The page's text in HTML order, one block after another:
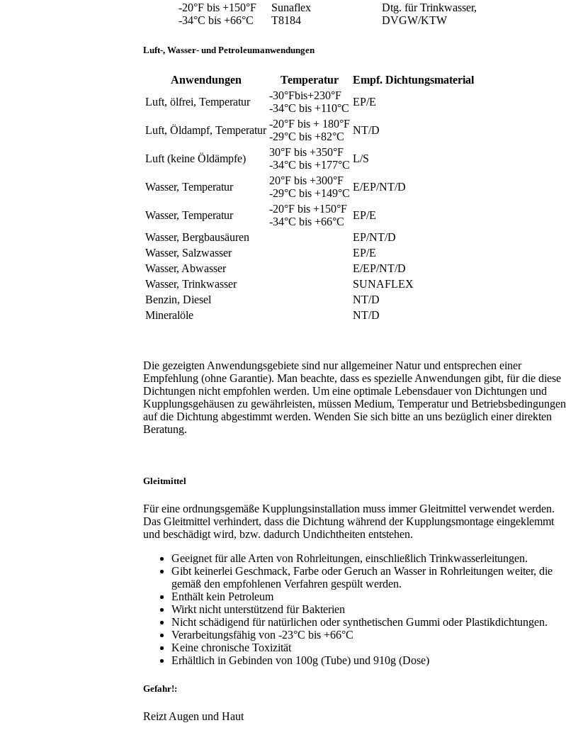
-20°F bis +150°F
-34°C bis +66°C
Sunaflex
T8184
Dtg. für Trinkwasser,
DVGW/KTW
Luft-, Wasser- und Petroleumanwendungen
Anwendungen Temperatur
Empf. Dichtungsmaterial
Luft, ölfrei, Temperatur
-30°Fbis+230°F
-34°C bis +110°C
EP/E
Luft, Öldampf, Temperatur
-20°F bis + 180°F
-29°C bis +82°C
NT/D
Luft (keine Öldämpfe)
30°F bis +350°F
-34°C bis +177°C
L/S
Wasser, Temperatur
20°F bis +300°F
-29°C bis +149°C
E/EP/NT/D
Wasser, Temperatur
-20°F bis +150°F
-34°C bis +66°C
EP/E
Wasser, Bergbausäuren
EP/NT/D
Wasser, Salzwasser
EP/E
Wasser, Abwasser
E/EP/NT/D
Wasser, Trinkwasser
SUNAFLEX
Benzin, Diesel
NT/D
Mineralöle
NT/D
Die gezeigten Anwendungsgebiete sind nur allgemeiner Natur und entsprechen einer
Empfehlung (ohne Garantie). Man beachte, dass es spezielle Anwendungen gibt, für die diese
Dichtungen nicht empfohlen werden. Um eine optimale Lebensdauer von Dichtungen und
Kupplungsgehäusen zu gewährleisten, müssen Medium, Temperatur und Betriebsbedingungen
auf die Dichtung abgestimmt werden. Wenden Sie sich bitte an uns bezüglich einer direkten
Beratung.
Gleitmittel
Für eine ordnungsgemäße Kupplungsinstallation muss immer Gleitmittel verwendet werden.
Das Gleitmittel verhindert, dass die Dichtung während der Kupplungsmontage eingeklemmt
und beschädigt wird, bzw. dadurch Undichtheiten entstehen.
Geeignet für alle Arten von Rohrleitungen, einschließlich Trinkwasserleitungen.
Gibt keinerlei Geschmack, Farbe oder Geruch an Wasser in Rohrleitungen weiter, die
gemäß den empfohlenen Verfahren gespült werden.
Enthält kein Petroleum
Wirkt nicht unterstützend für Bakterien
Nicht schädigend für natürlichen oder synthetischen Gummi oder Plastikdichtungen.
Verarbeitungsfähig von -23°C bis +66°C
Keine chronische Toxizität
Erhältlich in Gebinden von 100g (Tube) und 910g (Dose)
Gefahr!:
Reizt Augen und Haut